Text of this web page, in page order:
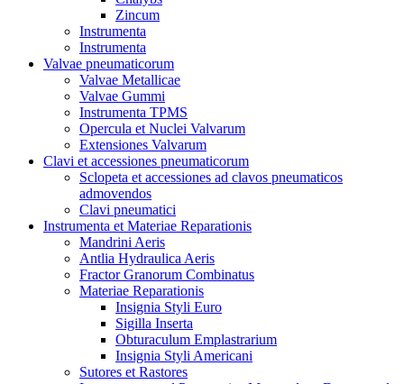
Zincum
Instrumenta
Instrumenta
Valvae pneumaticorum
Valvae Metallicae
Valvae Gummi
Instrumenta TPMS
Opercula et Nuclei Valvarum
Extensiones Valvarum
Clavi et accessiones pneumaticorum
Sclopeta et accessiones ad clavos pneumaticos
admovendos
Clavi pneumatici
Instrumenta et Materiae Reparationis
Mandrini Aeris
Antlia Hydraulica Aeris
Fractor Granorum Combinatus
Materiae Reparationis
Insignia Styli Euro
Sigilla Inserta
Obturaculum Emplastrarium
Insignia Styli Americani
Sutores et Rastores